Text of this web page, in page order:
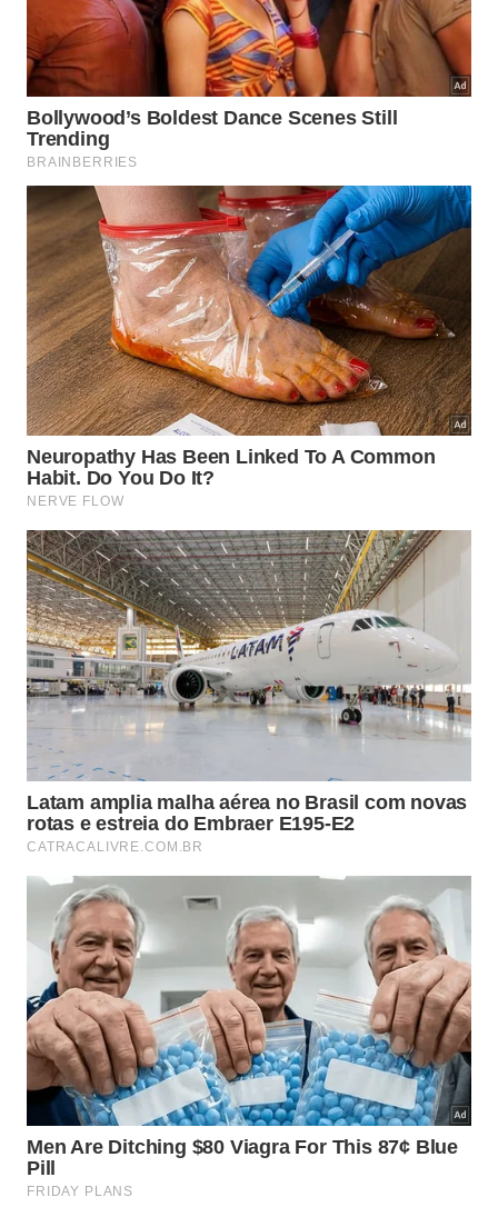
forma correta?
Sendo uma fonte orgânica muito rica em fósforo,
esse insumo é perfeito para a manutenção de
espécies floríferas. A aplicação deve ser feita
diretamente na terra, sem tocar as folhas, para que
traga ótimos
resultados.
Incorporar o adubo ao solo através de leve
escarificação potencializa a atividade biológica
benéfica perto das raízes. Esse processo simples
garante que os componentes fiquem disponíveis na
emissão de brotos, convertendo o seucultivo
caseiro em um verdadeiro sucesso de
produtividade
Nutrição para Floração
Cuidados básicos
Siga estes passos fundamentais para aplicar
o insumo:
1
Espalhe o produto ao redor do caule
da planta;
Incorpore levemente o adubo na